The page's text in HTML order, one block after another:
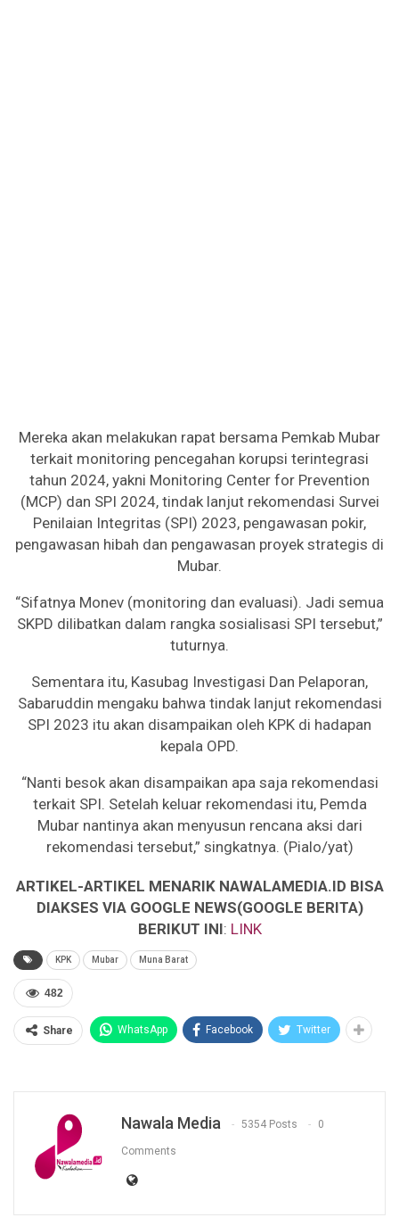
Mereka akan melakukan rapat bersama Pemkab Mubar
terkait monitoring pencegahan korupsi terintegrasi
tahun 2024, yakni Monitoring Center for Prevention
(MCP) dan SPI 2024, tindak lanjut rekomendasi Survei
Penilaian Integritas (SPI) 2023, pengawasan pokir,
pengawasan hibah dan pengawasan proyek strategis di
Mubar.
“Sifatnya Monev (monitoring dan evaluasi). Jadi semua
SKPD dilibatkan dalam rangka sosialisasi SPI tersebut,”
tuturnya.
Sementara itu, Kasubag Investigasi Dan Pelaporan,
Sabaruddin mengaku bahwa tindak lanjut rekomendasi
SPI 2023 itu akan disampaikan oleh KPK di hadapan
kepala OPD.
“Nanti besok akan disampaikan apa saja rekomendasi
terkait SPI. Setelah keluar rekomendasi itu, Pemda
Mubar nantinya akan menyusun rencana aksi dari
rekomendasi tersebut,” singkatnya. (Pialo/yat)
ARTIKEL-ARTIKEL MENARIK NAWALAMEDIA.ID BISA
DIAKSES VIA GOOGLE NEWS(GOOGLE BERITA)
BERIKUT INI: LINK
KPK Mubar Muna Barat
482
Share WhatsApp Facebook Twitter
Nawala Media 5354 Posts 0
Comments